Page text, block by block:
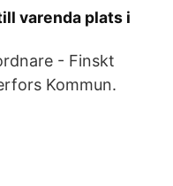
varenda plats i
- Finskt
Kommun.